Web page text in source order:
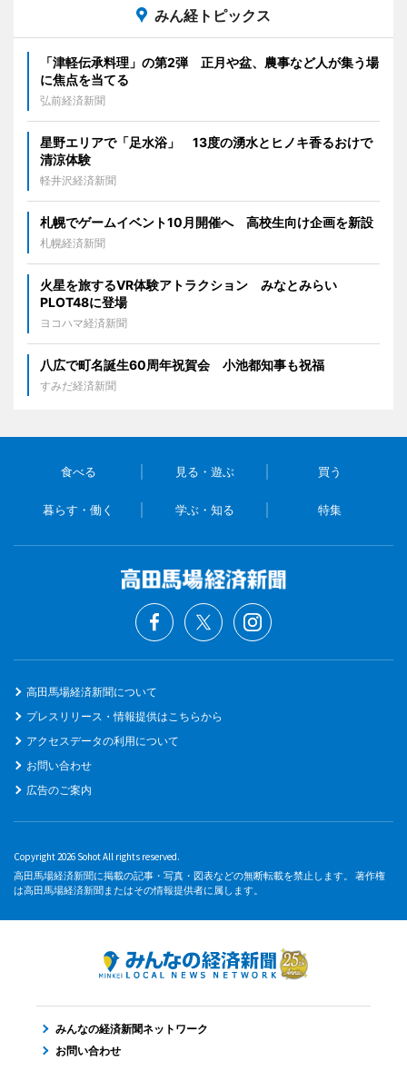
みん経トピックス
「津軽伝承料理」の第2弾 正月や盆、農事など人が集う場
に焦点を当てる
弘前経済新聞
星野エリアで「足水浴」 13度の湧水とヒノキ香るおけで
清涼体験
軽井沢経済新聞
札幌でゲームイベント10月開催へ 高校生向け企画を新設
札幌経済新聞
火星を旅するVR体験アトラクション みなとみらい
PLOT48に登場
ヨコハマ経済新聞
八広で町名誕生60周年祝賀会 小池都知事も祝福
すみだ経済新聞
食べる 見る・遊ぶ 買う
暮らす・働く 学ぶ・知る 特集
高田馬場経済新聞について
プレスリリース・情報提供はこちらから
アクセスデータの利用について
お問い合わせ
広告のご案内
Copyright 2026 Sohot All rights reserved.
高田馬場経済新聞に掲載の記事・写真・図表などの無断転載を禁止します。 著作権
は高田馬場経済新聞またはその情報提供者に属します。
みんなの経済新聞ネットワーク
お問い合わせ